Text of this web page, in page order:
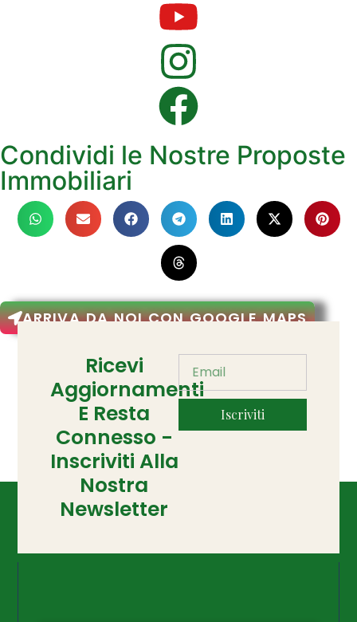
Condividi le Nostre Proposte
Immobiliari
ARRIVA DA NOI CON GOOGLE MAPS
Ricevi
Aggiornamenti
E Resta
Connesso -
Inscriviti Alla
Nostra
Newsletter
Iscriviti